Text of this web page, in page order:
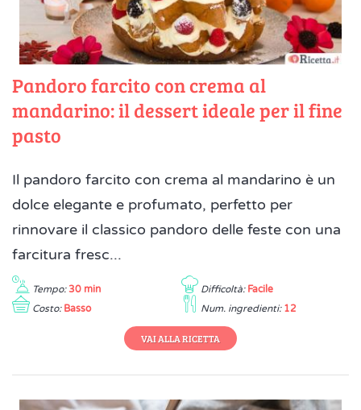
Pandoro farcito con crema al
mandarino: il dessert ideale per il fine
pasto
Il pandoro farcito con crema al mandarino è un
dolce elegante e profumato, perfetto per
rinnovare il classico pandoro delle feste con una
farcitura fresc...
Tempo: 30 min Difficoltà: Facile
Costo: Basso Num. ingredienti: 12
VAI ALLA RICETTA